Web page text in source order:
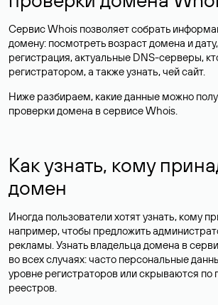
Сервис Whois позволяет собрать
домену: посмотреть возраст домена и
регистрация, актуальные DNS-серверы,
регистратором, а также узнать, чей сайт.
Ниже разбираем, какие данные можно
проверки домена в сервисе Whois.
Как узнать, кому
домен
Иногда пользователи хотят узнать, кому
например, чтобы предложить
рекламы. Узнать владельца домена в
во всех случаях: часто персональные
уровне регистраторов или скрываются по
реестров.